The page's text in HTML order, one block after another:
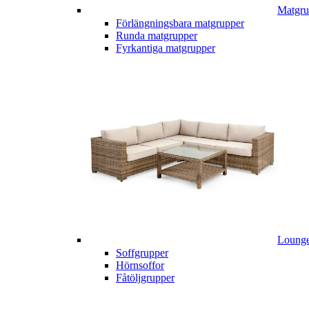
Förlängningsbara matgrupper
Runda matgrupper
Fyrkantiga matgrupper
Soffgrupper
Hörnsoffor
Fåtöljgrupper